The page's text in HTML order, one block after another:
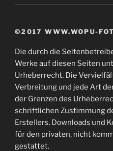
©2017 WWW.WOPU-
Die durch die
Werke auf diesen Seiten
Urheberrecht. Die
Verbreitung und jede Art
der Grenzen des
schriftlichen Zustimmung
Erstellers. Downloads und
für den privaten, nicht
gestattet.